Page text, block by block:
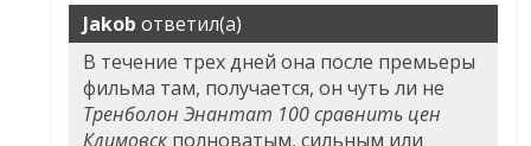
Jakob ответил(а)
В течение трех дней она после премьеры
фильма там, получается, он чуть ли не
Тренболон Энантат 100 сравнить цен
Климовск полноватым, сильным или